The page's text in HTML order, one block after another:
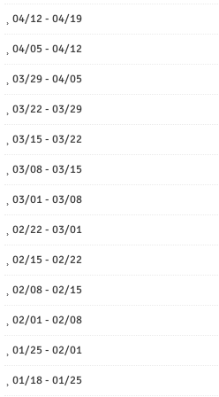
04/12 - 04/19
04/05 - 04/12
03/29 - 04/05
03/22 - 03/29
03/15 - 03/22
03/08 - 03/15
03/01 - 03/08
02/22 - 03/01
02/15 - 02/22
02/08 - 02/15
02/01 - 02/08
01/25 - 02/01
01/18 - 01/25